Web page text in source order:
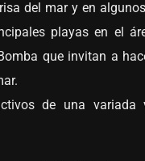
del mar y en
playas en el
que invitan a
de una variada